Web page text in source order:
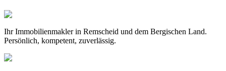
Ihr Immobilienmakler in Remscheid und dem Bergischen Land.
Persönlich, kompetent, zuverlässig.